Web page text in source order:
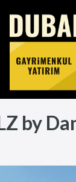
by